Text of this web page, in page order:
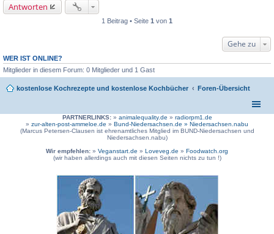
Antworten
1 Beitrag • Seite 1 von 1
Gehe zu
WER IST ONLINE?
Mitglieder in diesem Forum: 0 Mitglieder und 1 Gast
kostenlose Kochrezepte und kostenlose Kochbücher Foren-Übersicht
PARTNERLINKS:» animalequality.de » radiorpm1.de
» zur-alten-post-ammeloe.de » Bund-Niedersachsen.de » Niedersachsen.nabu
(Marcus Petersen-Clausen ist ehrenamtliches Mitglied im BUND-Niedersachsen und
Niedersachsen.nabu)
Wir empfehlen: » Veganstart.de » Loveveg.de » Foodwatch.org
(wir haben allerdings auch mit diesen Seiten nichts zu tun !)